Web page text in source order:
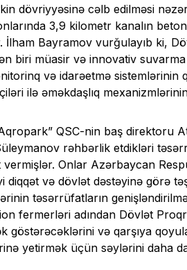
dövriyyəsinə cəlb edilməsi
3,9 kilometr kanalın
İlham Bayramov vurğulayıb ki,
biri müasir və innovativ
və idarəetmə sistemlərinin
ilə əməkdaşlıq
QSC-nin baş direktoru
rəhbərlik etdikləri
Onlar Azərbaycan
diqqət və dövlət dəstəyinə görə
təsərrüfatların
fermerləri adından Dövlət
göstərəcəklərini və qarşıya
yetirmək üçün səylərini daha